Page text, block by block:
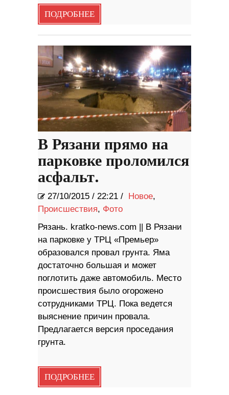
ПОДРОБНЕЕ
В Рязани прямо на
парковке проломился
асфальт.
27/10/2015 / 22:21 / Новое,
Происшествия, Фото
Рязань. kratko-news.com || В Рязани
на парковке у ТРЦ «Премьер»
образовался провал грунта. Яма
достаточно большая и может
поглотить даже автомобиль. Место
происшествия было огорожено
сотрудниками ТРЦ. Пока ведется
выяснение причин провала.
Предлагается версия проседания
грунта.
ПОДРОБНЕЕ